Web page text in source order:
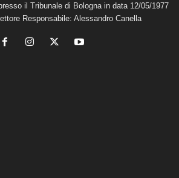
il Tribunale di Bologna in data 12/05/1977
Responsabile: Alessandro Canella